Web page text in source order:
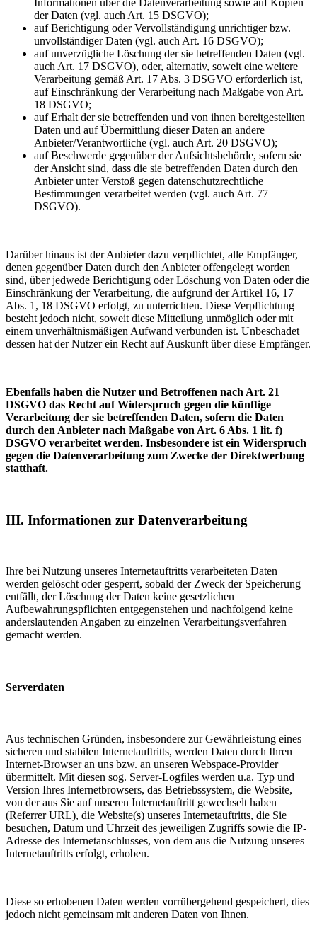
der Daten (vgl. auch Art. 15 DSGVO);
auf Berichtigung oder Vervollständigung unrichtiger bzw.
unvollständiger Daten (vgl. auch Art. 16 DSGVO);
auf unverzügliche Löschung der sie betreffenden Daten (vgl.
auch Art. 17 DSGVO), oder, alternativ, soweit eine weitere
Verarbeitung gemäß Art. 17 Abs. 3 DSGVO erforderlich ist,
auf Einschränkung der Verarbeitung nach Maßgabe von Art.
18 DSGVO;
auf Erhalt der sie betreffenden und von ihnen bereitgestellten
Daten und auf Übermittlung dieser Daten an andere
Anbieter/Verantwortliche (vgl. auch Art. 20 DSGVO);
auf Beschwerde gegenüber der Aufsichtsbehörde, sofern sie
der Ansicht sind, dass die sie betreffenden Daten durch den
Anbieter unter Verstoß gegen datenschutzrechtliche
Bestimmungen verarbeitet werden (vgl. auch Art. 77
DSGVO).
Darüber hinaus ist der Anbieter dazu verpflichtet, alle Empfänger,
denen gegenüber Daten durch den Anbieter offengelegt worden
sind, über jedwede Berichtigung oder Löschung von Daten oder die
Einschränkung der Verarbeitung, die aufgrund der Artikel 16, 17
Abs. 1, 18 DSGVO erfolgt, zu unterrichten. Diese Verpflichtung
besteht jedoch nicht, soweit diese Mitteilung unmöglich oder mit
einem unverhältnismäßigen Aufwand verbunden ist. Unbeschadet
dessen hat der Nutzer ein Recht auf Auskunft über diese Empfänger.
Ebenfalls haben die Nutzer und Betroffenen nach Art. 21
DSGVO das Recht auf Widerspruch gegen die künftige
Verarbeitung der sie betreffenden Daten, sofern die Daten
durch den Anbieter nach Maßgabe von Art. 6 Abs. 1 lit. f)
DSGVO verarbeitet werden. Insbesondere ist ein Widerspruch
gegen die Datenverarbeitung zum Zwecke der Direktwerbung
statthaft.
III. Informationen zur Datenverarbeitung
Ihre bei Nutzung unseres Internetauftritts verarbeiteten Daten
werden gelöscht oder gesperrt, sobald der Zweck der Speicherung
entfällt, der Löschung der Daten keine gesetzlichen
Aufbewahrungspflichten entgegenstehen und nachfolgend keine
anderslautenden Angaben zu einzelnen Verarbeitungsverfahren
gemacht werden.
Serverdaten
Aus technischen Gründen, insbesondere zur Gewährleistung eines
sicheren und stabilen Internetauftritts, werden Daten durch Ihren
Internet-Browser an uns bzw. an unseren Webspace-Provider
übermittelt. Mit diesen sog. Server-Logfiles werden u.a. Typ und
Version Ihres Internetbrowsers, das Betriebssystem, die Website,
von der aus Sie auf unseren Internetauftritt gewechselt haben
(Referrer URL), die Website(s) unseres Internetauftritts, die Sie
besuchen, Datum und Uhrzeit des jeweiligen Zugriffs sowie die IP-
Adresse des Internetanschlusses, von dem aus die Nutzung unseres
Internetauftritts erfolgt, erhoben.
Diese so erhobenen Daten werden vorrübergehend gespeichert, dies
jedoch nicht gemeinsam mit anderen Daten von Ihnen.